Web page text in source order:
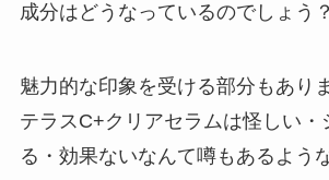
成分はどうなっているのでしょう？
魅力的な印象を受ける部分もあり
テラスC+クリアセラムは怪しい・
る・効果ないなんて噂もあるよう